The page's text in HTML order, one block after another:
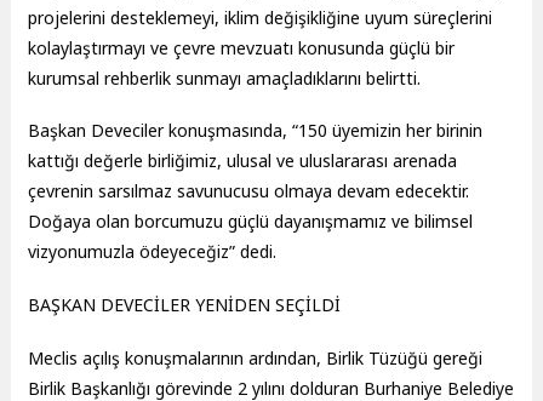
projelerini desteklemeyi, iklim değişikliğine uyum süreçlerini
kolaylaştırmayı ve çevre mevzuatı konusunda güçlü bir
kurumsal rehberlik sunmayı amaçladıklarını belirtti.
Başkan Deveciler konuşmasında, “150 üyemizin her birinin
kattığı değerle birliğimiz, ulusal ve uluslararası arenada
çevrenin sarsılmaz savunucusu olmaya devam edecektir.
Doğaya olan borcumuzu güçlü dayanışmamız ve bilimsel
vizyonumuzla ödeyeceğiz” dedi.
BAŞKAN DEVECİLER YENİDEN SEÇİLDİ
Meclis açılış konuşmalarının ardından, Birlik Tüzüğü gereği
Birlik Başkanlığı görevinde 2 yılını dolduran Burhaniye Belediye